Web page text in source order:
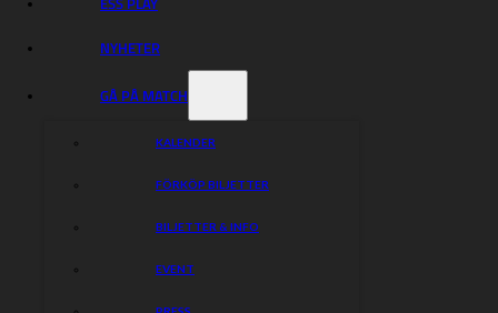
NYHETER
GÅ PÅ MATCH
KALENDER
FÖRKÖP BILJETTER
BILJETTER & INFO
EVENT